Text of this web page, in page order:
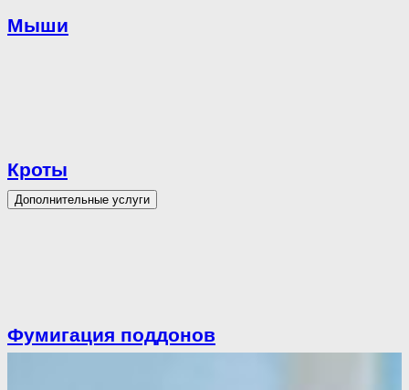
Мыши
Кроты
Дополнительные услуги
Фумигация поддонов